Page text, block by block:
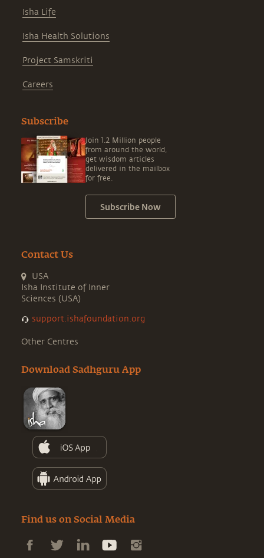
Isha Life
Isha Health Solutions
Project Samskriti
Careers
Subscribe
Join 1.2 Million people
from around the world,
get wisdom articles
delivered in the mailbox
for free.
Subscribe Now
Contact Us
USA
Isha Institute of Inner
Sciences (USA)
support.ishafoundation.org
Other Centres
Download Sadhguru App
Find us on Social Media